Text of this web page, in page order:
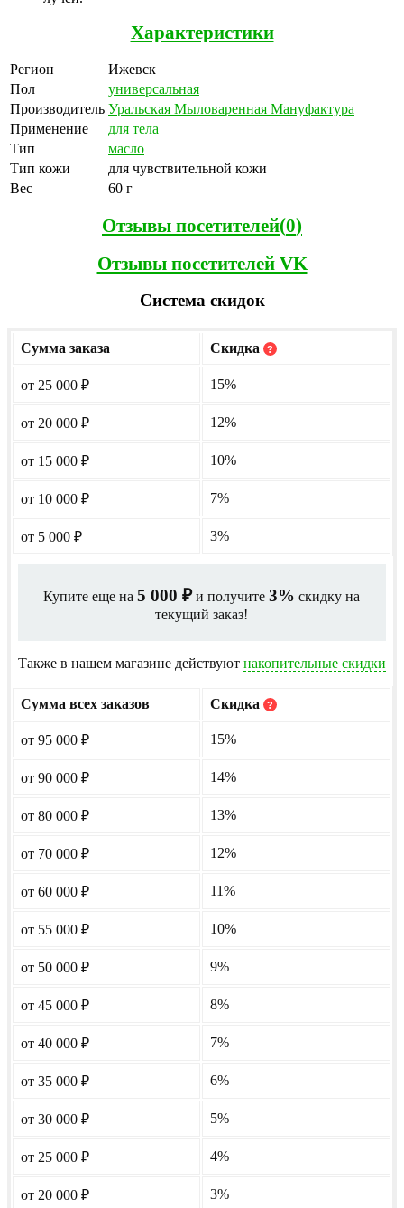
Характеристики
Регион
Ижевск
Пол
универсальная
Производитель Уральская Мыловаренная Мануфактура
Применение
для тела
Тип
масло
Тип кожи
для чувствительной кожи
Вес
60 г
Отзывы посетителей(0)
Отзывы посетителей VK
Система скидок
Сумма заказа Скидка ?
от 25 000 ₽ 15%
от 20 000 ₽ 12%
от 15 000 ₽ 10%
от 10 000 ₽ 7%
от 5 000 ₽ 3%
Купите еще на5 000₽и получите3% скидку на
текущий заказ!
Также в нашем магазине действуют накопительные скидки
Сумма всех заказов Скидка ?
от 95 000 ₽ 15%
от 90 000 ₽ 14%
от 80 000 ₽ 13%
от 70 000 ₽ 12%
от 60 000 ₽ 11%
от 55 000 ₽ 10%
от 50 000 ₽ 9%
от 45 000 ₽ 8%
от 40 000 ₽ 7%
от 35 000 ₽ 6%
от 30 000 ₽ 5%
от 25 000 ₽ 4%
от 20 000 ₽ 3%